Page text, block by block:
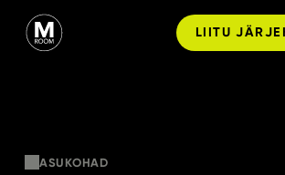
LIITU
ASUKOHAD